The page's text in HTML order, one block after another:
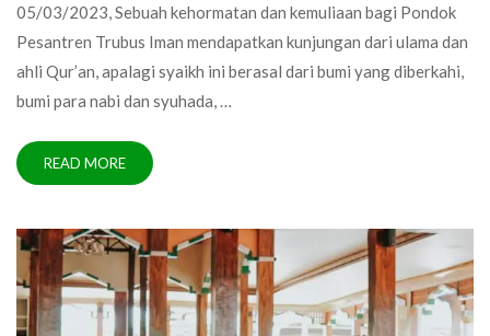
05/03/2023, Sebuah kehormatan dan kemuliaan bagi Pondok
Pesantren Trubus Iman mendapatkan kunjungan dari ulama dan
ahli Qur’an, apalagi syaikh ini berasal dari bumi yang diberkahi,
bumi para nabi dan syuhada, …
READ MORE